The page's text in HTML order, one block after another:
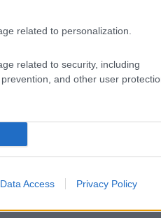
related to personalization.
related to security, including
and other user
Data Access Privacy Policy
κορυφή της